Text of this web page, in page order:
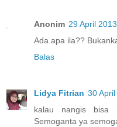
Anonim 29 April
Ada apa ila??
Balas
Lidya Fitrian 30
kalau nangis bisa
Semoganta ya